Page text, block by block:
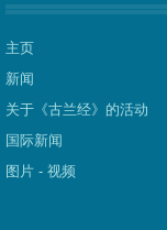
主页
新闻
关于《古兰经》的活动
国际新闻
图片 - 视频